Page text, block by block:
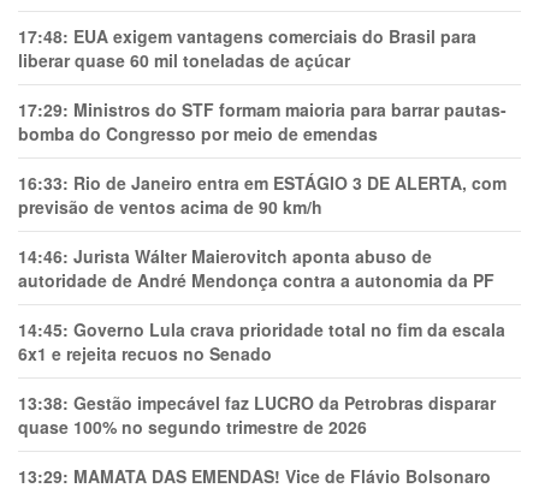
17:48: EUA exigem vantagens comerciais do Brasil para
liberar quase 60 mil toneladas de açúcar
17:29: Ministros do STF formam maioria para barrar pautas-
bomba do Congresso por meio de emendas
16:33: Rio de Janeiro entra em ESTÁGIO 3 DE ALERTA, com
previsão de ventos acima de 90 km/h
14:46: Jurista Wálter Maierovitch aponta abuso de
autoridade de André Mendonça contra a autonomia da PF
14:45: Governo Lula crava prioridade total no fim da escala
6x1 e rejeita recuos no Senado
13:38: Gestão impecável faz LUCRO da Petrobras disparar
quase 100% no segundo trimestre de 2026
13:29: MAMATA DAS EMENDAS! Vice de Flávio Bolsonaro